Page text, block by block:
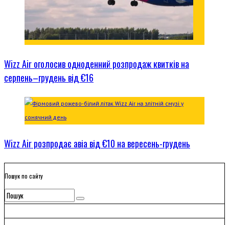
Wizz Air оголосив одноденний розпродаж квитків на
серпень–грудень від €16
Wizz Air розпродає авіа від €10 на вересень-грудень
Пошук по сайту